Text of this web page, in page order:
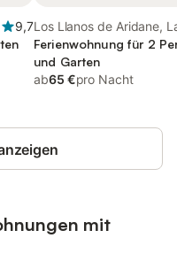
9,7Los Llanos de Aridane,
Süd
Ferienwohnung für 2
und Garten
ab65 €pro Nacht
mit